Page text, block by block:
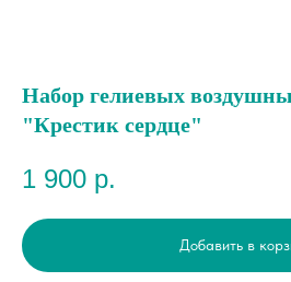
Набор гелиевых
"Крестик сердце"
1 900 р.
Добавить в